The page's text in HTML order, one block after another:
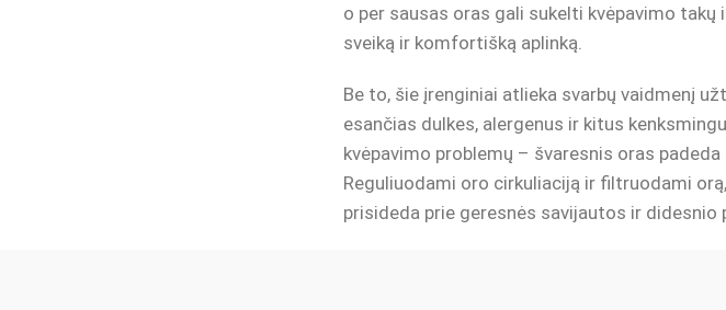
o per sausas oras gali sukelti kvėpavimo takų
sveiką ir komfortišką aplinką.
Be to, šie įrenginiai atlieka svarbų vaidmenį
esančias dulkes, alergenus ir kitus
kvėpavimo problemų – švaresnis oras
Reguliuodami oro cirkuliaciją ir filtruodami orą,
prisideda prie geresnės savijautos ir didesnio